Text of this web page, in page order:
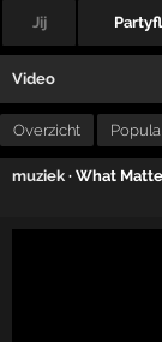
Jij
Video
Overzicht
muziek · What